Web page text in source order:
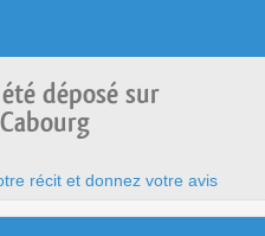
déposé sur
récit et donnez votre avis